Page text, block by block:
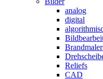
analog
digital
Reliefs
CAD